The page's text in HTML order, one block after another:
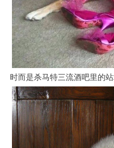
时而是杀马特三流酒吧里的站